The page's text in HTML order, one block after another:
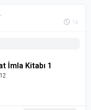
1a
İmla Kitabı 1